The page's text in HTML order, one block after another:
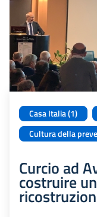
Casa Italia (1)
Cultura della
Curcio ad
costruire